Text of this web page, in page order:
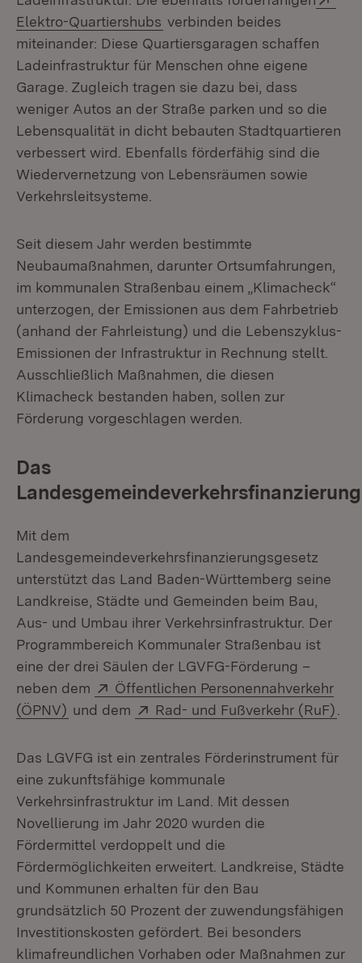
Elektro-Quartiershubs (Öffnet in neuem Fenster)
verbinden beides
miteinander: Diese Quartiersgaragen schaffen
Ladeinfrastruktur für Menschen ohne eigene
Garage. Zugleich tragen sie dazu bei, dass
weniger Autos an der Straße parken und so die
Lebensqualität in dicht bebauten Stadtquartieren
verbessert wird. Ebenfalls förderfähig sind die
Wiedervernetzung von Lebensräumen sowie
Verkehrsleitsysteme.
Seit diesem Jahr werden bestimmte
Neubaumaßnahmen, darunter Ortsumfahrungen,
im kommunalen Straßenbau einem „Klimacheck“
unterzogen, der Emissionen aus dem Fahrbetrieb
(anhand der Fahrleistung) und die Lebenszyklus-
Emissionen der Infrastruktur in Rechnung stellt.
Ausschließlich Maßnahmen, die diesen
Klimacheck bestanden haben, sollen zur
Förderung vorgeschlagen werden.
Das
Mit dem
Landesgemeindeverkehrsfinanzierungsgesetz
unterstützt das Land Baden-Württemberg seine
Landkreise, Städte und Gemeinden beim Bau,
Aus- und Umbau ihrer Verkehrsinfrastruktur. Der
Programmbereich Kommunaler Straßenbau ist
eine der drei Säulen der LGVFG-Förderung –
neben dem
Extern:
Öffentlichen Personennahverkehr
(ÖPNV) (Öffnet in neuem Fenster)
und dem Extern:
Rad- und Fußverkehr (RuF)
Das LGVFG ist ein zentrales Förderinstrument für
eine zukunftsfähige kommunale
Verkehrsinfrastruktur im Land. Mit dessen
Novellierung im Jahr 2020 wurden die
Fördermittel verdoppelt und die
Fördermöglichkeiten erweitert. Landkreise, Städte
und Kommunen erhalten für den Bau
grundsätzlich 50 Prozent der zuwendungsfähigen
Investitionskosten gefördert. Bei besonders
klimafreundlichen Vorhaben oder Maßnahmen zur